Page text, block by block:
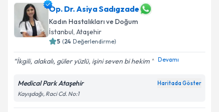
Op. Dr. Asiya Sadıgzade
Kadın Hastalıkları ve Doğum
İstanbul, Ataşehir
5 (24 Değerlendirme)
İkgili, alakalı, güler yüzlü, işini seven bi hekim Devamı
Medical Park Ataşehir Haritada Göster
Kayışdağı, Raci Cd. No:1